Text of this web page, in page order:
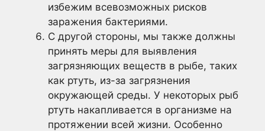
избежим всевозможных рисков
заражения бактериями.
С другой стороны, мы также должны
принять меры для выявления
загрязняющих веществ в рыбе, таких
как ртуть, из-за загрязнения
окружающей среды. У некоторых рыб
ртуть накапливается в организме на
протяжении всей жизни. Особенно